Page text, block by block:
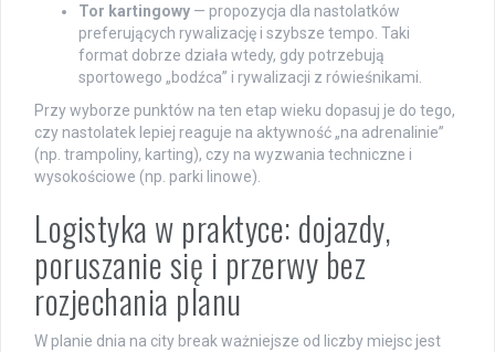
Tor kartingowy — propozycja dla nastolatków
preferujących rywalizację i szybsze tempo. Taki
format dobrze działa wtedy, gdy potrzebują
sportowego „bodźca” i rywalizacji z rówieśnikami.
Przy wyborze punktów na ten etap wieku dopasuj je do tego,
czy nastolatek lepiej reaguje na aktywność „na adrenalinie”
(np. trampoliny, karting), czy na wyzwania techniczne i
wysokościowe (np. parki linowe).
Logistyka w praktyce: dojazdy,
poruszanie się i przerwy bez
rozjechania planu
W planie dnia na city break ważniejsze od liczby miejsc jest